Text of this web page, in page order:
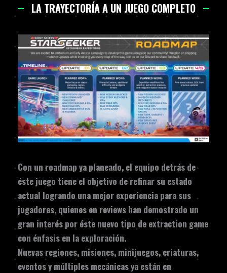
LA TRAYECTORÍA A UN JUEGO COMPLETO
Con un roadmap ya planeado, el equipo detrás de
éste juego tiene el objetivo de refinar su estado
actual logrando una mejor experiencia para sus
jugadores, quienes en reviews han demostrado un
gran interés por éste nuevo tipo de extraction game
con énfasis en la exploración.
Nuevas regiones, misiones, minijuegos, criaturas,
eventos y múltiples mecánicas ya están en